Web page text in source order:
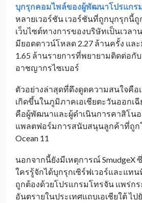
บุกรุกคอมไพล์ของผู้พัฒนาโปรแกร
หลายเวอร์ชัน เวอร์ชันที่ถูกบุกรุกนี้ถู
เว็บไซต์ทางการของบริษัทเป็นเวลา
มียอดดาวน์โหลด 2.27 ล้านครั้ง แล
1.65 ล้านรายการที่พยายามติดต่อกับ
อาชญากรไซเบอร์
ตัวอย่างล่าสุดที่ดึงดูดความสนใจคือ
เกิดขึ้นในภูมิภาคเอเชียตะวันออกเฉี
คือผู้พัฒนาและผู้ดำเนินการคาสิโน
แพลตฟอร์มการสนับสนุนลูกค้าที่ถูก
Ocean 11
นอกจากนี้ยังมีเหตุการณ์ SmudgeX
ใครรู้จักได้บุกรุกเซิร์ฟเวอร์และแท
ถูกต้องด้วยโปรแกรมโทรจัน แพร่กร
อันตรายในประเทศแถบเอเชียใต้ ไ